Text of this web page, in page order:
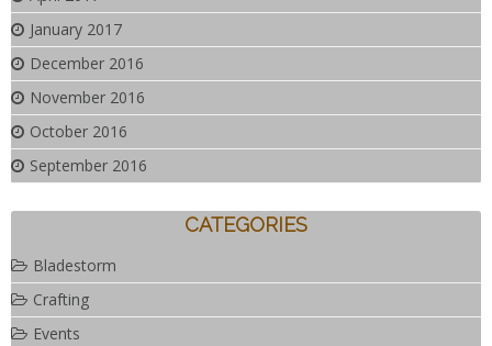
January 2017
December 2016
November 2016
October 2016
September 2016
CATEGORIES
Bladestorm
Crafting
Events